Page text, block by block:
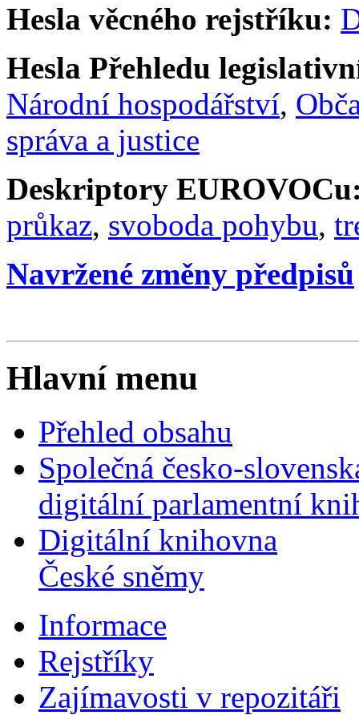
Hesla věcného rejstříku:
Hesla Přehledu
Národní hospodářství,
správa a justice
Deskriptory
průkaz, svoboda pohybu,
Navržené změny předpisů
Hlavní menu
Přehled obsahu
Společná česko-
digitální parlamentní
Digitální knihovna
České sněmy
Informace
Rejstříky
Zajímavosti v repozitáři